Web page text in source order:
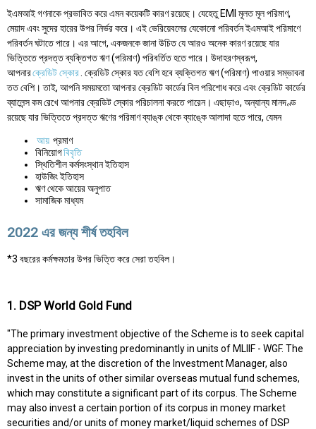
ইএমআই গণনাকে প্রভাবিত করে এমন কয়েকটি কারণ রয়েছে। যেহেতু EMI মূলত মূল পরিমাণ,
মেয়াদ এবং সুদের হারের উপর নির্ভর করে। এই ভেরিয়েবলের যেকোনো পরিবর্তন ইএমআই পরিমাণে
পরিবর্তন ঘটাতে পারে। এর আগে, একজনকে জানা উচিত যে আরও অনেক কারণ রয়েছে যার
ভিত্তিতে প্রদত্ত ব্যক্তিগত ঋণ (পরিমাণ) পরিবর্তিত হতে পারে। উদাহরণস্বরূপ,
আপনারক্রেডিট স্কোর . ক্রেডিট স্কোর যত বেশি হবে ব্যক্তিগত ঋণ (পরিমাণ) পাওয়ার সম্ভাবনা
তত বেশি। তাই, আপনি সময়মতো আপনার ক্রেডিট কার্ডের বিল পরিশোধ করে এবং ক্রেডিট কার্ডের
ব্যালেন্স কম রেখে আপনার ক্রেডিট স্কোর পরিচালনা করতে পারেন। এছাড়াও, অন্যান্য মানদণ্ড
রয়েছে যার ভিত্তিতে প্রদত্ত ঋণের পরিমাণ ব্যাঙ্ক থেকে ব্যাঙ্কে আলাদা হতে পারে, যেমন
আয় প্রমাণ
বিনিয়োগবিবৃতি
স্থিতিশীল কর্মসংস্থান ইতিহাস
হাউজিং ইতিহাস
ঋণ থেকে আয়ের অনুপাত
সামাজিক মাধ্যম
2022 এর জন্য শীর্ষ তহবিল
*3 বছরের কর্মক্ষমতার উপর ভিত্তি করে সেরা তহবিল।
1. DSP World Gold Fund
"The primary investment objective of the Scheme is to seek capital
appreciation by investing predominantly in units of MLIIF - WGF. The
Scheme may, at the discretion of the Investment Manager, also
invest in the units of other similar overseas mutual fund schemes,
which may constitute a significant part of its corpus. The Scheme
may also invest a certain portion of its corpus in money market
securities and/or units of money market/liquid schemes of DSP